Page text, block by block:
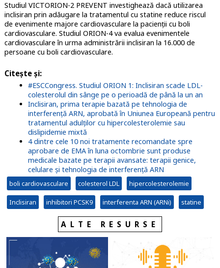
Studiul VICTORION-2 PREVENT investighează dacă utilizarea
inclisiran prin adăugare la tratamentul cu statine reduce riscul
de evenimente majore cardiovasculare la pacienții cu boli
cardiovasculare. Studiul ORION-4 va evalua evenimentele
cardiovasculare în urma administrării inclisiran la 16.000 de
persoane cu boli cardiovasculare.
Citeşte şi:
#ESCCongress. Studiul ORION 1: Inclisiran scade LDL-
colesterolul din sânge pe o perioadă de până la un an
Inclisiran, prima terapie bazată pe tehnologia de
interferență ARN, aprobată în Uniunea Europeană pentru
tratamentul adulților cu hipercolesterolemie sau
dislipidemie mixtă
4 dintre cele 10 noi tratamente recomandate spre
aprobare de EMA în luna octombrie sunt produse
medicale bazate pe terapii avansate: terapii genice,
celulare și tehnologia de interferență ARN
boli cardiovasculare colesterol LDL hipercolesterolemie
Inclisiran inhibitori PCSK9 interferenta ARN (ARNi) statine
ALTE RESURSE